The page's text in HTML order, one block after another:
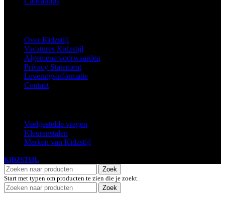
Over Kidzstijl
Vacatures Kidzstijl
Algemene voorwaarden
Privacy Statement
Leveringsinformatie
Contact
Veelgestelde vragen
Kleurenstalen
Merken van Kidzstijl
KIDZSTIJL
Zoek
Start met typen om producten te zien die je zoekt.
Zoek